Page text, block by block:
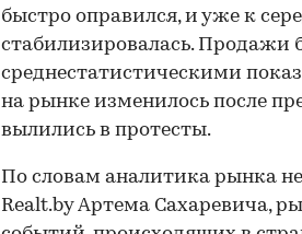
быстро оправился, и уже к
стабилизировалась. Продажи
среднестатистическими
на рынке изменилось после
вылились в протесты.
По словам аналитика рынка
Realt.by Артема Сахаревича,